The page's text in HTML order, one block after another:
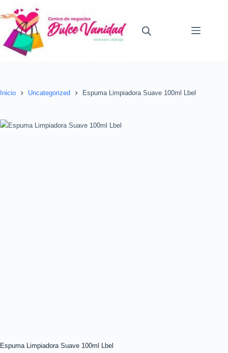
al
contenido
Inicio Uncategorized Espuma Limpiadora Suave 100ml Lbel
Espuma Limpiadora Suave 100ml Lbel